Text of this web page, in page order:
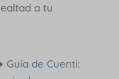
a tu
Guía de Cuenti: